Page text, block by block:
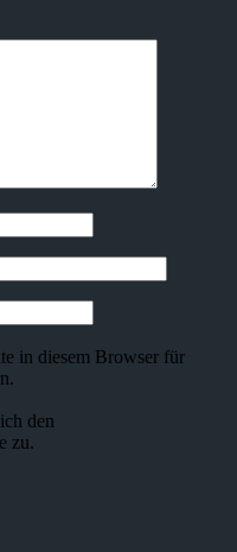
in diesem Browser für
den
zu.